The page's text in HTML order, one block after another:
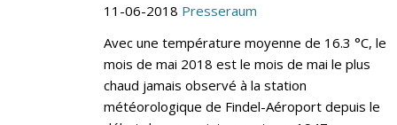
11-06-2018 Presseraum
Avec une température moyenne de 16.3 °C, le
mois de mai 2018 est le mois de mai le plus
chaud jamais observé à la station
météorologique de Findel-Aéroport depuis le